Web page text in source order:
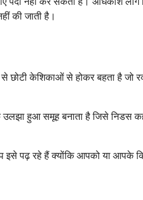
की जाती है।
केशिकाओं से होकर बहता है जो
हुआ समूह बनाता है जिसे निडस
इसे पढ़ रहे हैं क्योंकि आपको या आपके